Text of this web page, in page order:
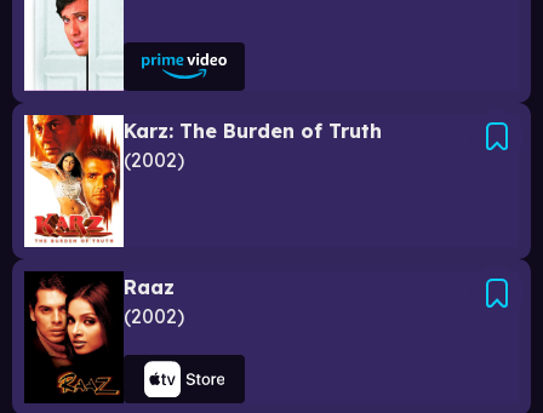
Karz: The Burden of Truth
2002
Raaz
2002